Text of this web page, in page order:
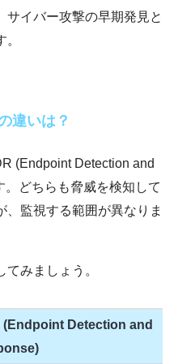
サイバー攻撃の早期発見と
違いは？
(Endpoint Detection and
。どちらも脅威を検知して
、監視する範囲が異なりま
みましょう。
(Endpoint Detection and